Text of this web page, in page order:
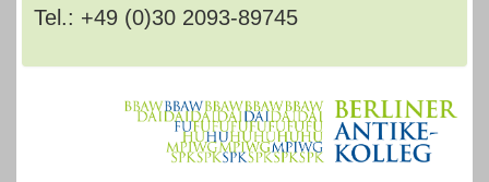
Tel.: +49 (0)30 2093-89745